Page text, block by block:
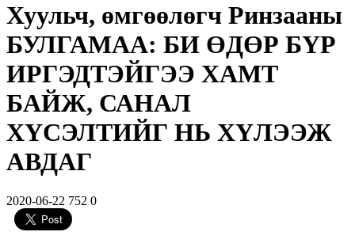
Хуульч, өмгөөлөгч Ринзааны
БУЛГАМАА: БИ ӨДӨР БҮР
ИРГЭДТЭЙГЭЭ ХАМТ
БАЙЖ, САНАЛ
ХҮСЭЛТИЙГ НЬ ХҮЛЭЭЖ
АВДАГ
2020-06-22 752 0